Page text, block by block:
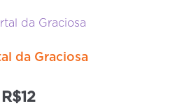
da Graciosa
R$12